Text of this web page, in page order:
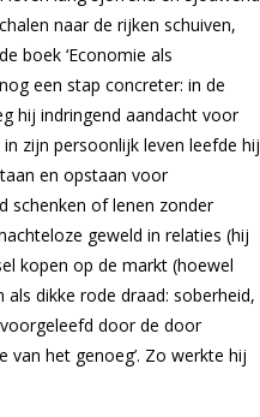
naar de rijken schuiven,
boek ‘Economie als
een stap concreter: in de
hij indringend aandacht voor
zijn persoonlijk leven leefde hij
en opstaan voor
schenken of lenen zonder
geweld in relaties (hij
kopen op de markt (hoewel
dikke rode draad: soberheid,
door de door
van het genoeg’. Zo werkte hij